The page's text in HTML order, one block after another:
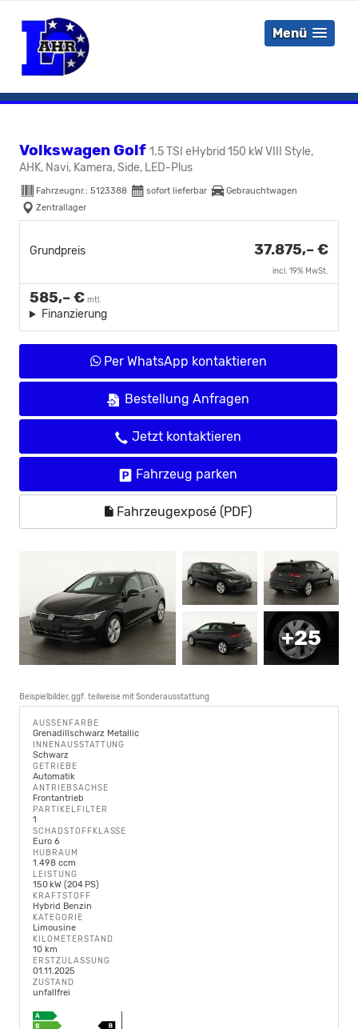
Menü
Volkswagen Golf 1.5 TSI eHybrid 150 kW VIII Style,
AHK, Navi, Kamera, Side, LED-Plus
Fahrzeugnr.: 5123388 sofort lieferbar
Gebrauchtwagen
Zentrallager
Grundpreis 37.875,– €
incl. 19% MwSt.
585,– € mtl.
Finanzierung
Per WhatsApp kontaktieren
Bestellung Anfragen
Jetzt kontaktieren
Fahrzeug parken
Fahrzeugexposé (PDF)
+25
Beispielbilder, ggf. teilweise mit Sonderausstattung
AUSSENFARBE
Grenadillschwarz Metallic
INNENAUSSTATTUNG
Schwarz
GETRIEBE
Automatik
ANTRIEBSACHSE
Frontantrieb
PARTIKELFILTER
1
SCHADSTOFFKLASSE
Euro 6
HUBRAUM
1.498 ccm
LEISTUNG
150 kW (204 PS)
KRAFTSTOFF
Hybrid Benzin
KATEGORIE
Limousine
KILOMETERSTAND
10 km
ERSTZULASSUNG
01.11.2025
ZUSTAND
unfallfrei